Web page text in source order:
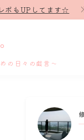
ポもUPしてます☆
の日々の戯言～